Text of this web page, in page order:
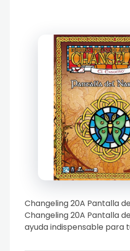
Changeling 20A Pantalla
Changeling 20A Pantalla
ayuda indispensable para